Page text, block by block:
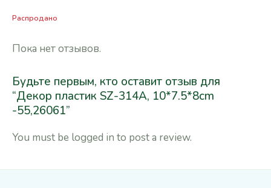
Распродано
Пока нет отзывов.
Будьте первым, кто оставит отзыв для
“Декор пластик SZ-314A, 10*7.5*8cm
-55,26061”
You must be logged in to post a review.